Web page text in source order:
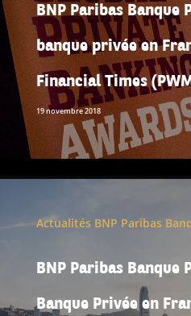
banque privée en
Financial Times
19 novembre 2018
Actualités BNP Paribas
BNP Paribas
Banque Privée en